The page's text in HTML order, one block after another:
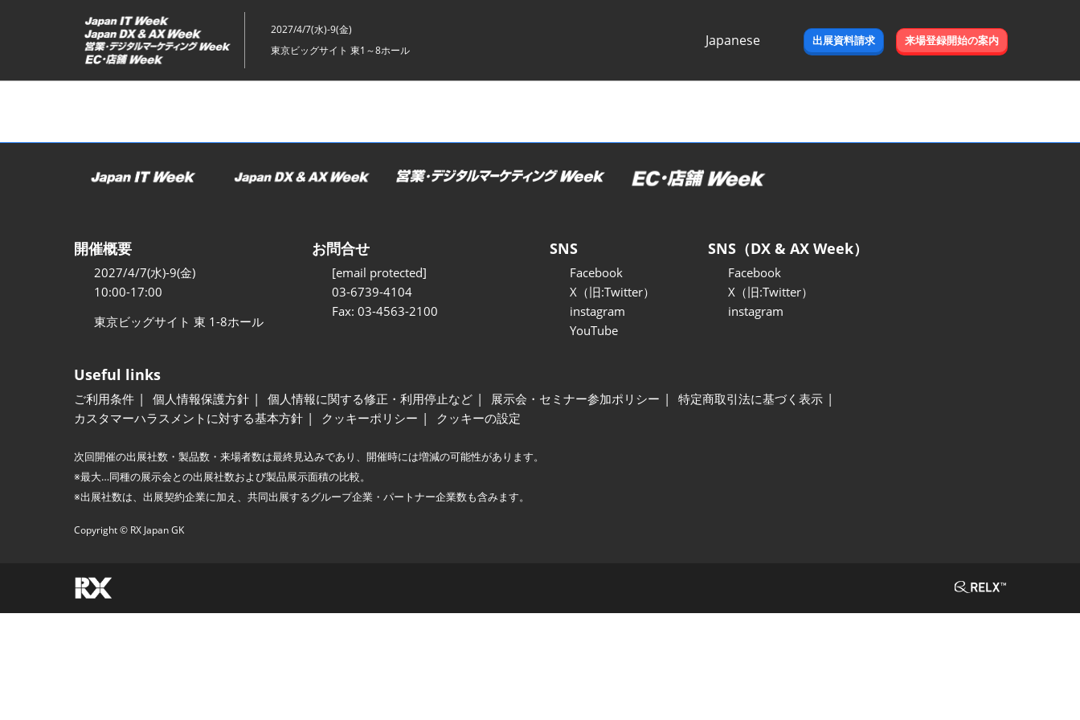
ッ
2027/4/7(水)-9(金)
東京ビッグサイト 東1～8ホール
Japanese
出展資料請求 来場登録開始の案内
開催概要
2027/4/7(水)-9(金)
10:00-17:00
東京ビッグサイト 東 1-8ホール
お問合せ
[email protected]
03-6739-4104
Fax: 03-4563-2100
SNS
Facebook
X（旧:Twitter）
instagram
YouTube
SNS（DX & AX Week）
Facebook
X（旧:Twitter）
instagram
Useful links
ご利用条件 個人情報保護方針 個人情報に関する修正・利用停止など 展示会・セミナー参加ポリシー
特定商取引法に基づく表示
カスタマーハラスメントに対する基本方針
クッキーポリシー クッキーの設定
次回開催の出展社数・製品数・来場者数は最終見込みであり、開催時には増減の可能性があります。
※最大…同種の展示会との出展社数および製品展示面積の比較。
※出展社数は、出展契約企業に加え、共同出展するグループ企業・パートナー企業数も含みます。
Copyright © RX Japan GK